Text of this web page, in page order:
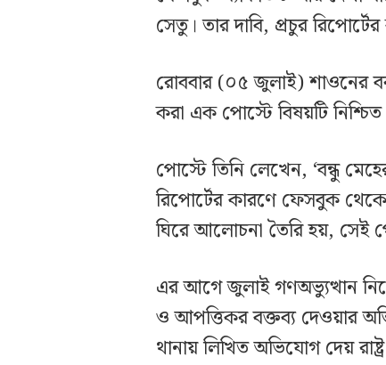
সেতু। তার দাবি, প্রচুর
রোববার (০৫ জুলাই) শাওনের
করা এক পোস্টে বিষয়টি
পোস্টে তিনি লেখেন, ‘বন্ধু
রিপোর্টের কারণে ফেসবুক
ঘিরে আলোচনা তৈরি হয়, সেই
এর আগে জুলাই গণঅভ্যুত্থান
ও আপত্তিকর বক্তব্য দেওয়ার
থানায় লিখিত অভিযোগ দেয়